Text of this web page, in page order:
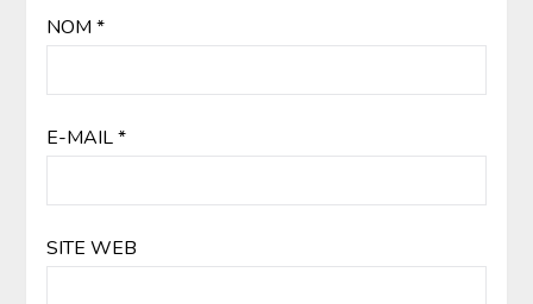
NOM *
E-MAIL*
SITE WEB